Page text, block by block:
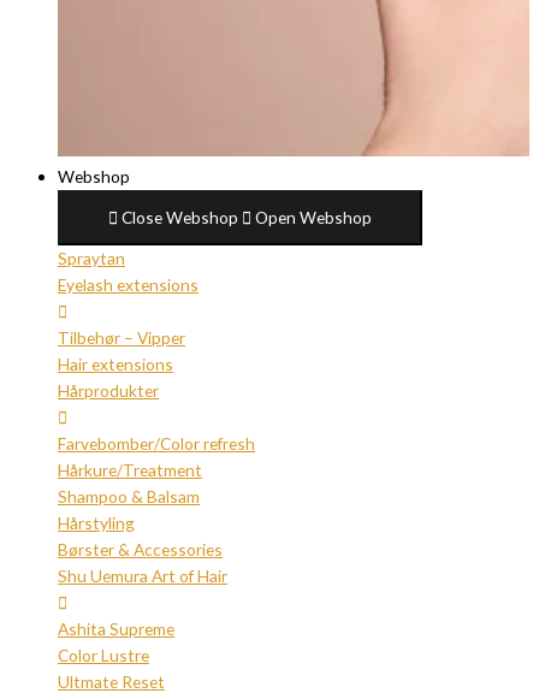
Webshop
Close Webshop
Open Webshop
Spraytan
Eyelash extensions
Tilbehør – Vipper
Hair extensions
Hårprodukter
Farvebomber/Color refresh
Hårkure/Treatment
Shampoo & Balsam
Hårstyling
Børster & Accessories
Shu Uemura Art of Hair
Ashita Supreme
Color Lustre
Ultmate Reset